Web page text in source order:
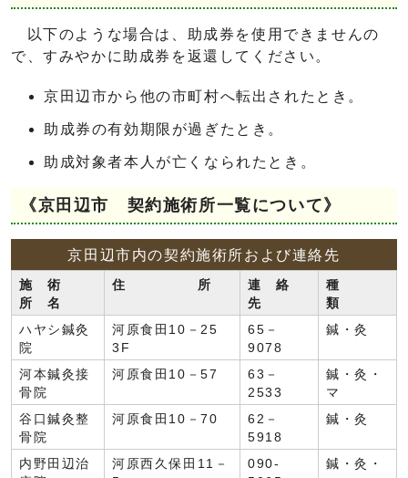
以下のような場合は、助成券を使用できませんの
で、すみやかに助成券を返還してください。
京田辺市から他の市町村へ転出されたとき。
助成券の有効期限が過ぎたとき。
助成対象者本人が亡くなられたとき。
《京田辺市 契約施術所一覧について》
京田辺市内の契約施術所および連絡先
施 術
所 名
住 所
連 絡
先
種
類
ハヤシ鍼灸
院
河原食田10－25
3F
65－
9078
鍼・灸
河本鍼灸接
骨院
河原食田10－57
63－
2533
鍼・灸・
マ
谷口鍼灸整
骨院
河原食田10－70
62－
5918
鍼・灸
内野田辺治
河原西久保田11－
090-
鍼・灸・